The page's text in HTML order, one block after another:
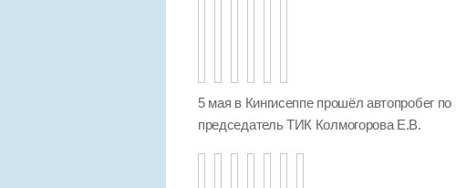
5 мая в Кингисеппе прошёл автопробег
председатель ТИК Колмогорова Е.В.